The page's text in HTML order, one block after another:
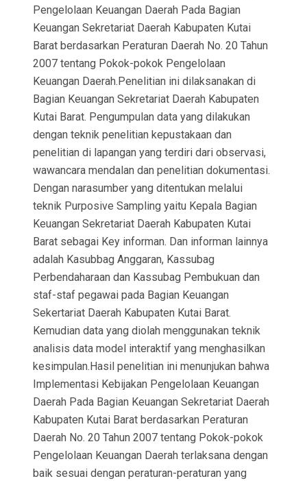
Pengelolaan Keuangan Daerah Pada Bagian
Keuangan Sekretariat Daerah Kabupaten Kutai
Barat berdasarkan Peraturan Daerah No. 20 Tahun
2007 tentang Pokok-pokok Pengelolaan
Keuangan Daerah.Penelitian ini dilaksanakan di
Bagian Keuangan Sekretariat Daerah Kabupaten
Kutai Barat. Pengumpulan data yang dilakukan
dengan teknik penelitian kepustakaan dan
penelitian di lapangan yang terdiri dari observasi,
wawancara mendalan dan penelitian dokumentasi.
Dengan narasumber yang ditentukan melalui
teknik Purposive Sampling yaitu Kepala Bagian
Keuangan Sekretariat Daerah Kabupaten Kutai
Barat sebagai Key informan. Dan informan lainnya
adalah Kasubbag Anggaran, Kassubag
Perbendaharaan dan Kassubag Pembukuan dan
staf-staf pegawai pada Bagian Keuangan
Sekertariat Daerah Kabupaten Kutai Barat.
Kemudian data yang diolah menggunakan teknik
analisis data model interaktif yang menghasilkan
kesimpulan.Hasil penelitian ini menunjukan bahwa
Implementasi Kebijakan Pengelolaan Keuangan
Daerah Pada Bagian Keuangan Sekretariat Daerah
Kabupaten Kutai Barat berdasarkan Peraturan
Daerah No. 20 Tahun 2007 tentang Pokok-pokok
Pengelolaan Keuangan Daerah terlaksana dengan
baik sesuai dengan peraturan-peraturan yang